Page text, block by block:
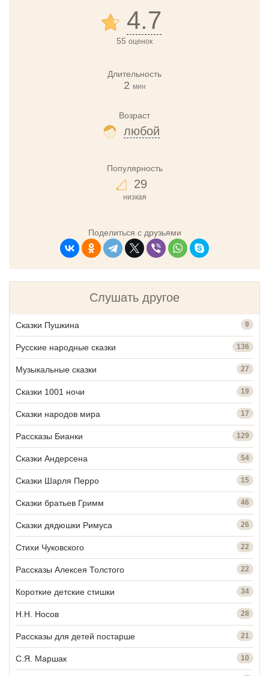
4.7
55 оценок
Длительность
2 мин
Возраст
любой
Популярность
29
низкая
Поделиться с друзьями
Слушать другое
Сказки Пушкина 9
Русские народные сказки 136
Музыкальные сказки 27
Сказки 1001 ночи 19
Сказки народов мира 17
Рассказы Бианки 129
Сказки Андерсена 54
Сказки Шарля Перро 15
Сказки братьев Гримм 46
Сказки дядюшки Римуса 26
Стихи Чуковского 22
Рассказы Алексея Толстого 22
Короткие детские стишки 34
Н.Н. Носов 28
Рассказы для детей постарше 21
С.Я. Маршак 10